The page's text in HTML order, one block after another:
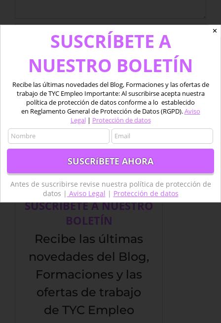
Guardar mi nombre, email y sitio web en este
navegador para la próxima vez que comente.
SUSCRÍBETE A NUESTRO
BOLETÍN
Recibe las últimas
novedades del Blog,
Formaciones y las
ofertas de trabajo
de TYC Empleo
✕
SUSCRÍBETE A
NUESTRO BOLETÍN
Recibe las últimas novedades del Blog, Formaciones y las ofertas de
trabajo de TYC Empleo Importante: Al suscribirse acepta nuestra
política de protección de datos conforme a lo establecido
en Reglamento General de Protección de Datos (RGPD).Aviso
Legal| Protección de datos
Antes de suscribirse revise nuestra política de protección de
datos | Aviso Legal | Protección de datos